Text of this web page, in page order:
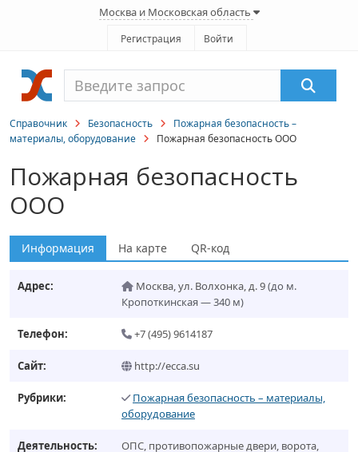
Москва и Московская область
Регистрация Войти
Справочник Безопасность
Пожарная безопасность –
материалы, оборудование
Пожарная безопасность ООО
Пожарная безопасность
ООО
Информация На карте QR-код
Адрес: Москва,ул. Волхонка, д. 9(до м.
Кропоткинская — 340 м)
Телефон: +7 (495) 9614187
Сайт: http://ecca.su
Рубрики:
Пожарная безопасность – материалы,
оборудование
Деятельность:
ОПС, противопожарные двери, ворота,